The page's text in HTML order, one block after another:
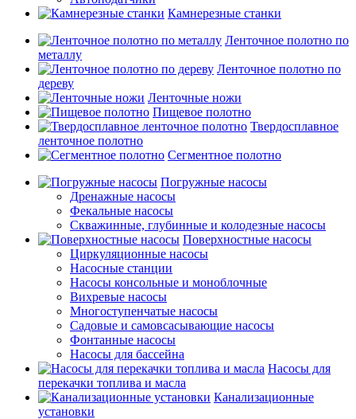
Камнерезные станки
Ленточное полотно по
металлу
Ленточное полотно по
дереву
Ленточные ножи
Пищевое полотно
Твердосплавное
ленточное полотно
Сегментное полотно
Погружные насосы
Дренажные насосы
Фекальные насосы
Скважинные, глубинные и колодезные насосы
Поверхностные насосы
Циркуляционные насосы
Насосные станции
Насосы консольные и моноблочные
Вихревые насосы
Многоступенчатые насосы
Садовые и самовсасывающие насосы
Фонтанные насосы
Насосы для бассейна
Насосы для
перекачки топлива и масла
Канализационные
установки